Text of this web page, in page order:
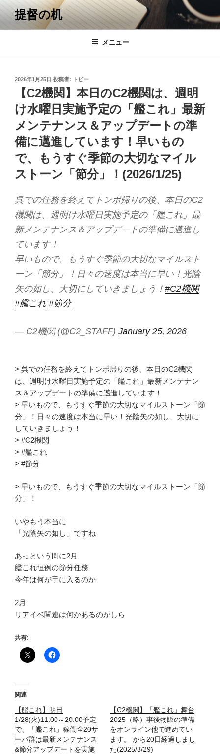
コ
テ
提督の机
メニュー
投
2026年1月25日 投稿者: トビー
【C2機関】本日のC2機関は、週明
け水曜日実施予定の「艦これ」最新
メンテナンス＆アップデートの準
備に邁進しています！早いもの
で、もうすぐ季節の大切なマイル
ストーン「節分」！(2026/1/25)
呉での任務を終えてトンボ帰りの後、本日のC2
機関は、週明け水曜日実施予定の「艦これ」最
新メンテナンス＆アップデートの準備に邁進し
ています！
早いもので、もうすぐ季節の大切なマイルスト
ーン「節分」！日々の速度は本当に早い！光陰
矢の如し、大切にしていきましょう！ #C2機関
#艦これ #節分
— C2機関 (@C2_STAFF) January 25, 2026
> 呉での任務を終えてトンボ帰りの後、本日のC2機関
は、週明け水曜日実施予定の「艦これ」最新メンテナン
ス＆アップデートの準備に邁進しています！
> 早いもので、もうすぐ季節の大切なマイルストーン「節
分」！日々の速度は本当に早い！光陰矢の如し、大切に
していきましょう！
> #C2機関
> #艦これ
> #節分
> 早いもので、もうすぐ季節の大切なマイルストーン「節
分」！
いやもう本当に
「光陰矢の如し」ですね
あっという間に2月
艦これ恒例の節分任務
今年は何が手に入るのか
2月
リアイベ関連は何かあるのかしら
共有:
関連
【艦これ】明日
1/28(火)11:00～20:00予定
で、「艦これ」稼働全20サ
ーバ群は最新メンテナンス
&節分アップデートを実施
【C2機関】「艦これ」舞台
2025（略）事後物販の準備
をオンライン他で進めてい
ます。 から20日経過しまし
た(2025/3/29)